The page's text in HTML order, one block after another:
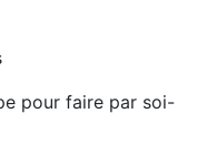
pour faire par soi-